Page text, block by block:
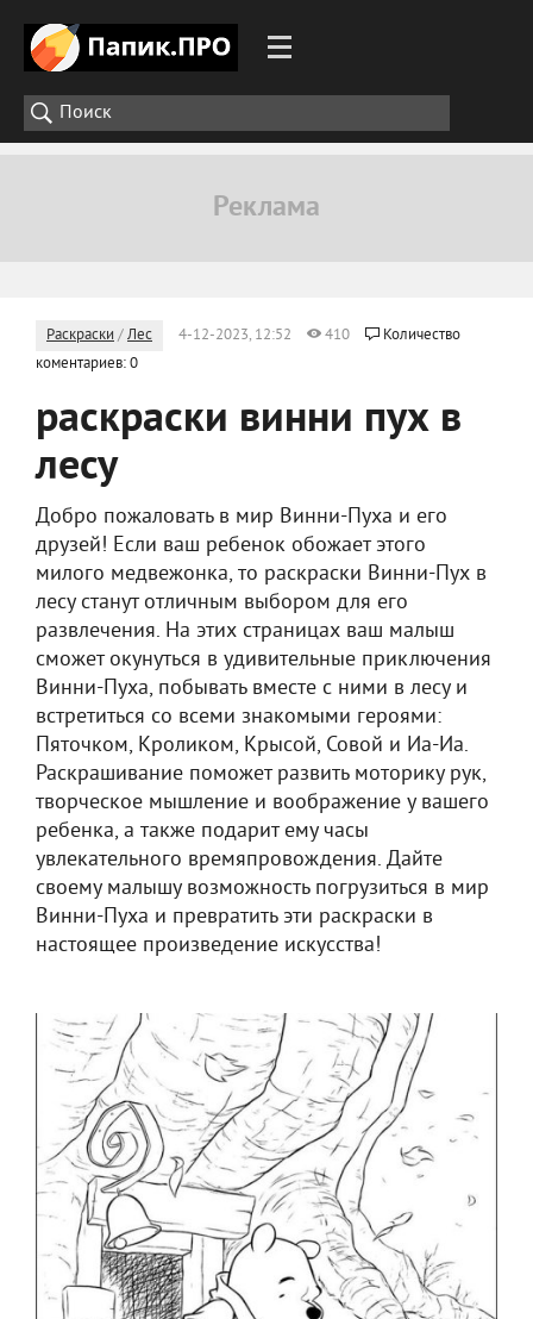
Раскраски /Лес 4-12-2023, 12:52 410
Количество
коментариев: 0
раскраски винни пух в
лесу
Добро пожаловать в мир Винни-Пуха и его
друзей! Если ваш ребенок обожает этого
милого медвежонка, то раскраски Винни-Пух в
лесу станут отличным выбором для его
развлечения. На этих страницах ваш малыш
сможет окунуться в удивительные приключения
Винни-Пуха, побывать вместе с ними в лесу и
встретиться со всеми знакомыми героями:
Пяточком, Кроликом, Крысой, Совой и Иа-Иа.
Раскрашивание поможет развить моторику рук,
творческое мышление и воображение у вашего
ребенка, а также подарит ему часы
увлекательного времяпровождения. Дайте
своему малышу возможность погрузиться в мир
Винни-Пуха и превратить эти раскраски в
настоящее произведение искусства!